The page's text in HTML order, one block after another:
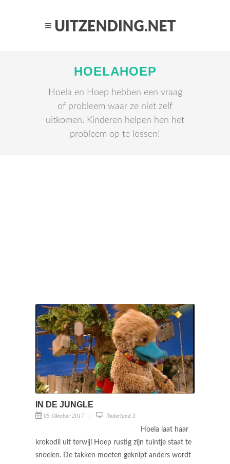
HOELAHOEP
Hoela en Hoep hebben een vraag
of probleem waar ze niet zelf
uitkomen. Kinderen helpen hen het
probleem op te lossen!
IN DE JUNGLE
05 Oktober 2017 Nederland 3
Hoela laat haar
krokodil uit terwijl Hoep rustig zijn tuintje staat te
snoeien. De takken moeten geknipt anders wordt